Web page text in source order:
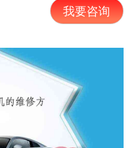
我要咨询